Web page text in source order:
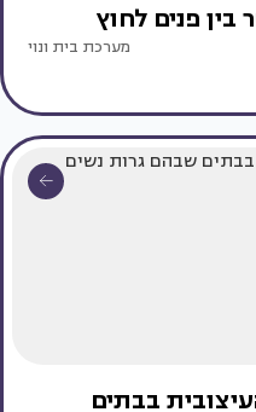
פנים לחוץ
מערכת בית ונוי
בבתים